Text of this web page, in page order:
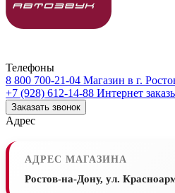
Телефоны
8 800 700-21-04 Магазин в г.
+7 (928) 612-14-88 Интернет
Заказать звонок
Адрес
АДРЕС МАГАЗИНА
Ростов-на-Дону, ул.